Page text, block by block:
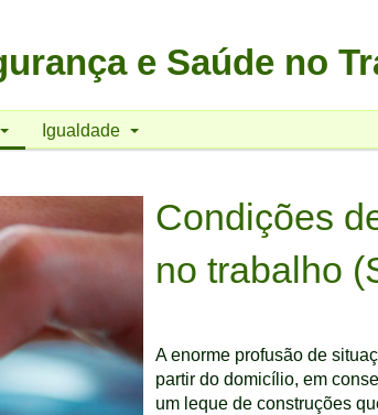
e Saúde no
Igualdade
Condições
no trabalho
A enorme profusão de
partir do domicílio, em
um leque de construções